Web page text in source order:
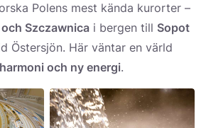
Polens mest kända kurorter –
Szczawnica i bergen till Sopot
Östersjön. Här väntar en värld
och ny energi.